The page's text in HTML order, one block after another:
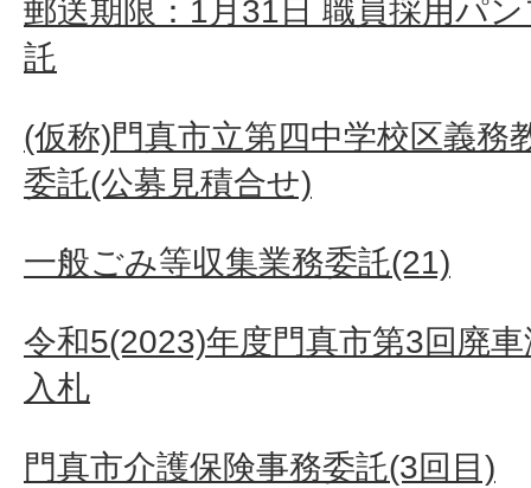
郵送期限：1月31日 職員採用パ
託
(仮称)門真市立第四中学校区義務
委託(公募見積合せ)
一般ごみ等収集業務委託(21)
令和5(2023)年度門真市第3回廃
入札
門真市介護保険事務委託(3回目)